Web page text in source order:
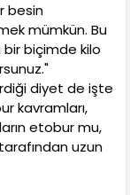
besin
mümkün. Bu
bir biçimde kilo
diyet de işte
kavramları,
etobur mu,
uzun